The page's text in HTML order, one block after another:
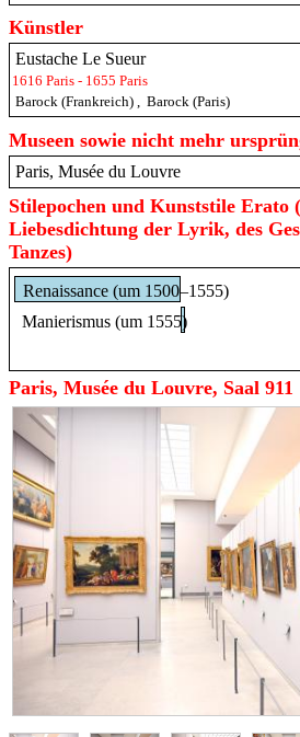
Künstler
Eustache Le Sueur
1616 Paris - 1655 Paris
Barock (Frankreich)
Barock (Paris)
Museen sowie nicht mehr
Paris, Musée du Louvre
Stilepochen und Kunststile Erato
Liebesdichtung der Lyrik, des
Tanzes)
Renaissance (um 1500–1555)
Manierismus (um 1555)
Paris, Musée du Louvre, Saal 911